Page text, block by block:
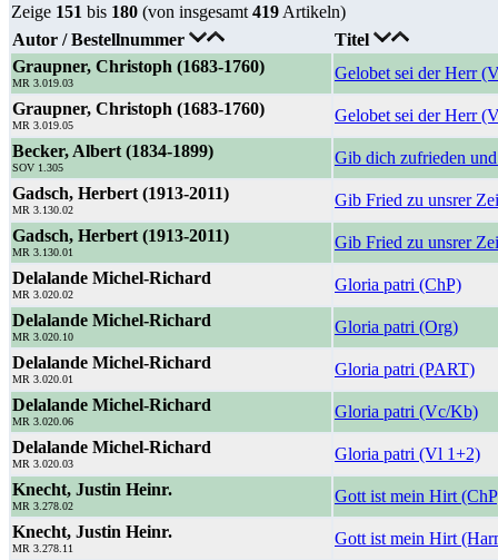
Zeige 151 bis 180 (von insgesamt 419 Artikeln)
Autor / Bestellnummer
Titel
Graupner, Christoph (1683-1760)
MR 3.019.03
Gelobet sei der Herr
Graupner, Christoph (1683-1760)
MR 3.019.05
Gelobet sei der Herr
Becker, Albert (1834-1899)
SOV 1.305
Gib dich zufrieden
Gadsch, Herbert (1913-2011)
MR 3.130.02
Gib Fried zu unsrer
Gadsch, Herbert (1913-2011)
MR 3.130.01
Gib Fried zu unsrer
Delalande Michel-Richard
MR 3.020.02
Gloria patri (ChP)
Delalande Michel-Richard
MR 3.020.10
Gloria patri (Org)
Delalande Michel-Richard
MR 3.020.01
Gloria patri (PART)
Delalande Michel-Richard
MR 3.020.06
Gloria patri (Vc/Kb)
Delalande Michel-Richard
MR 3.020.03
Gloria patri (Vl 1+2)
Knecht, Justin Heinr.
MR 3.278.02
Gott ist mein Hirt
Knecht, Justin Heinr.
MR 3.278.11
Gott ist mein Hirt